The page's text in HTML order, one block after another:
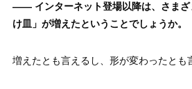
—— インターネット登場以降は、さまざ
け皿」が増えたということでしょうか。
増えたとも言えるし、形が変わったとも